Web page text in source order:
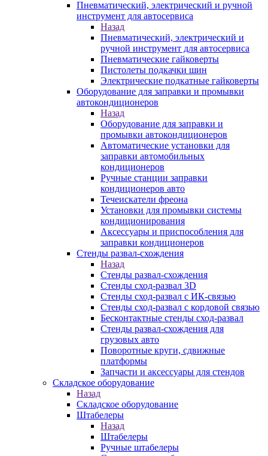
Пневматический, электрический и ручной
инструмент для автосервиса
Назад
Пневматический, электрический и
ручной инструмент для автосервиса
Пневматические гайковерты
Пистолеты подкачки шин
Электрические подкатные гайковерты
Оборудование для заправки и промывки
автокондиционеров
Назад
Оборудование для заправки и
промывки автокондиционеров
Автоматические установки для
заправки автомобильных
кондиционеров
Ручные станции заправки
кондиционеров авто
Течеискатели фреона
Установки для промывки системы
кондиционирования
Аксессуары и приспособления для
заправки кондиционеров
Стенды развал-схождения
Назад
Стенды развал-схождения
Стенды сход-развал 3D
Стенды сход-развал с ИК-связью
Стенды сход-развал с кордовой связью
Бесконтактные стенды сход-развал
Стенды развал-схождения для
грузовых авто
Поворотные круги, сдвижные
платформы
Запчасти и аксессуары для стендов
Складское оборудование
Назад
Складское оборудование
Штабелеры
Назад
Штабелеры
Ручные штабелеры